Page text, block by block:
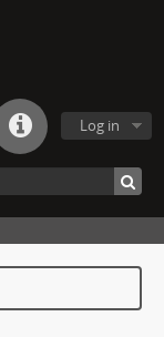
Log in